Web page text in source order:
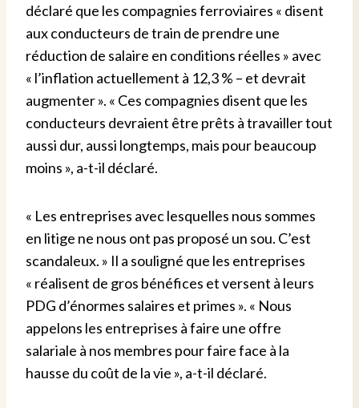
déclaré que les compagnies ferroviaires « disent
aux conducteurs de train de prendre une
réduction de salaire en conditions réelles » avec
« l’inflation actuellement à 12,3 % – et devrait
augmenter ». « Ces compagnies disent que les
conducteurs devraient être prêts à travailler tout
aussi dur, aussi longtemps, mais pour beaucoup
moins », a-t-il déclaré.
« Les entreprises avec lesquelles nous sommes
en litige ne nous ont pas proposé un sou. C’est
scandaleux. » Il a souligné que les entreprises
« réalisent de gros bénéfices et versent à leurs
PDG d’énormes salaires et primes ». « Nous
appelons les entreprises à faire une offre
salariale à nos membres pour faire face à la
hausse du coût de la vie », a-t-il déclaré.